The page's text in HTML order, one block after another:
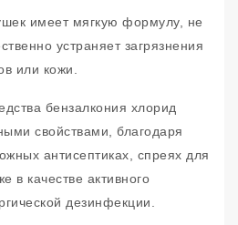
имеет мягкую формулу, не
устраняет загрязнения
или кожи.
бензалкония хлорид
свойствами, благодаря
антисептиках, спреях для
в качестве активного
дезинфекции.